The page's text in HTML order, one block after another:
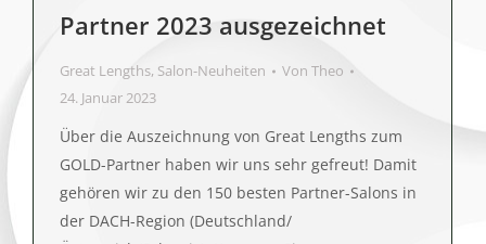
Partner 2023 ausgezeichnet
Great Lengths, Salon-Neuheiten Von Theo
24. Januar 2023
Über die Auszeichnung von Great Lengths zum
GOLD-Partner haben wir uns sehr gefreut! Damit
gehören wir zu den 150 besten Partner-Salons in
der DACH-Region (Deutschland/